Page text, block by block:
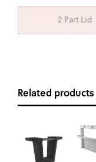
2 Part Lid
Related products